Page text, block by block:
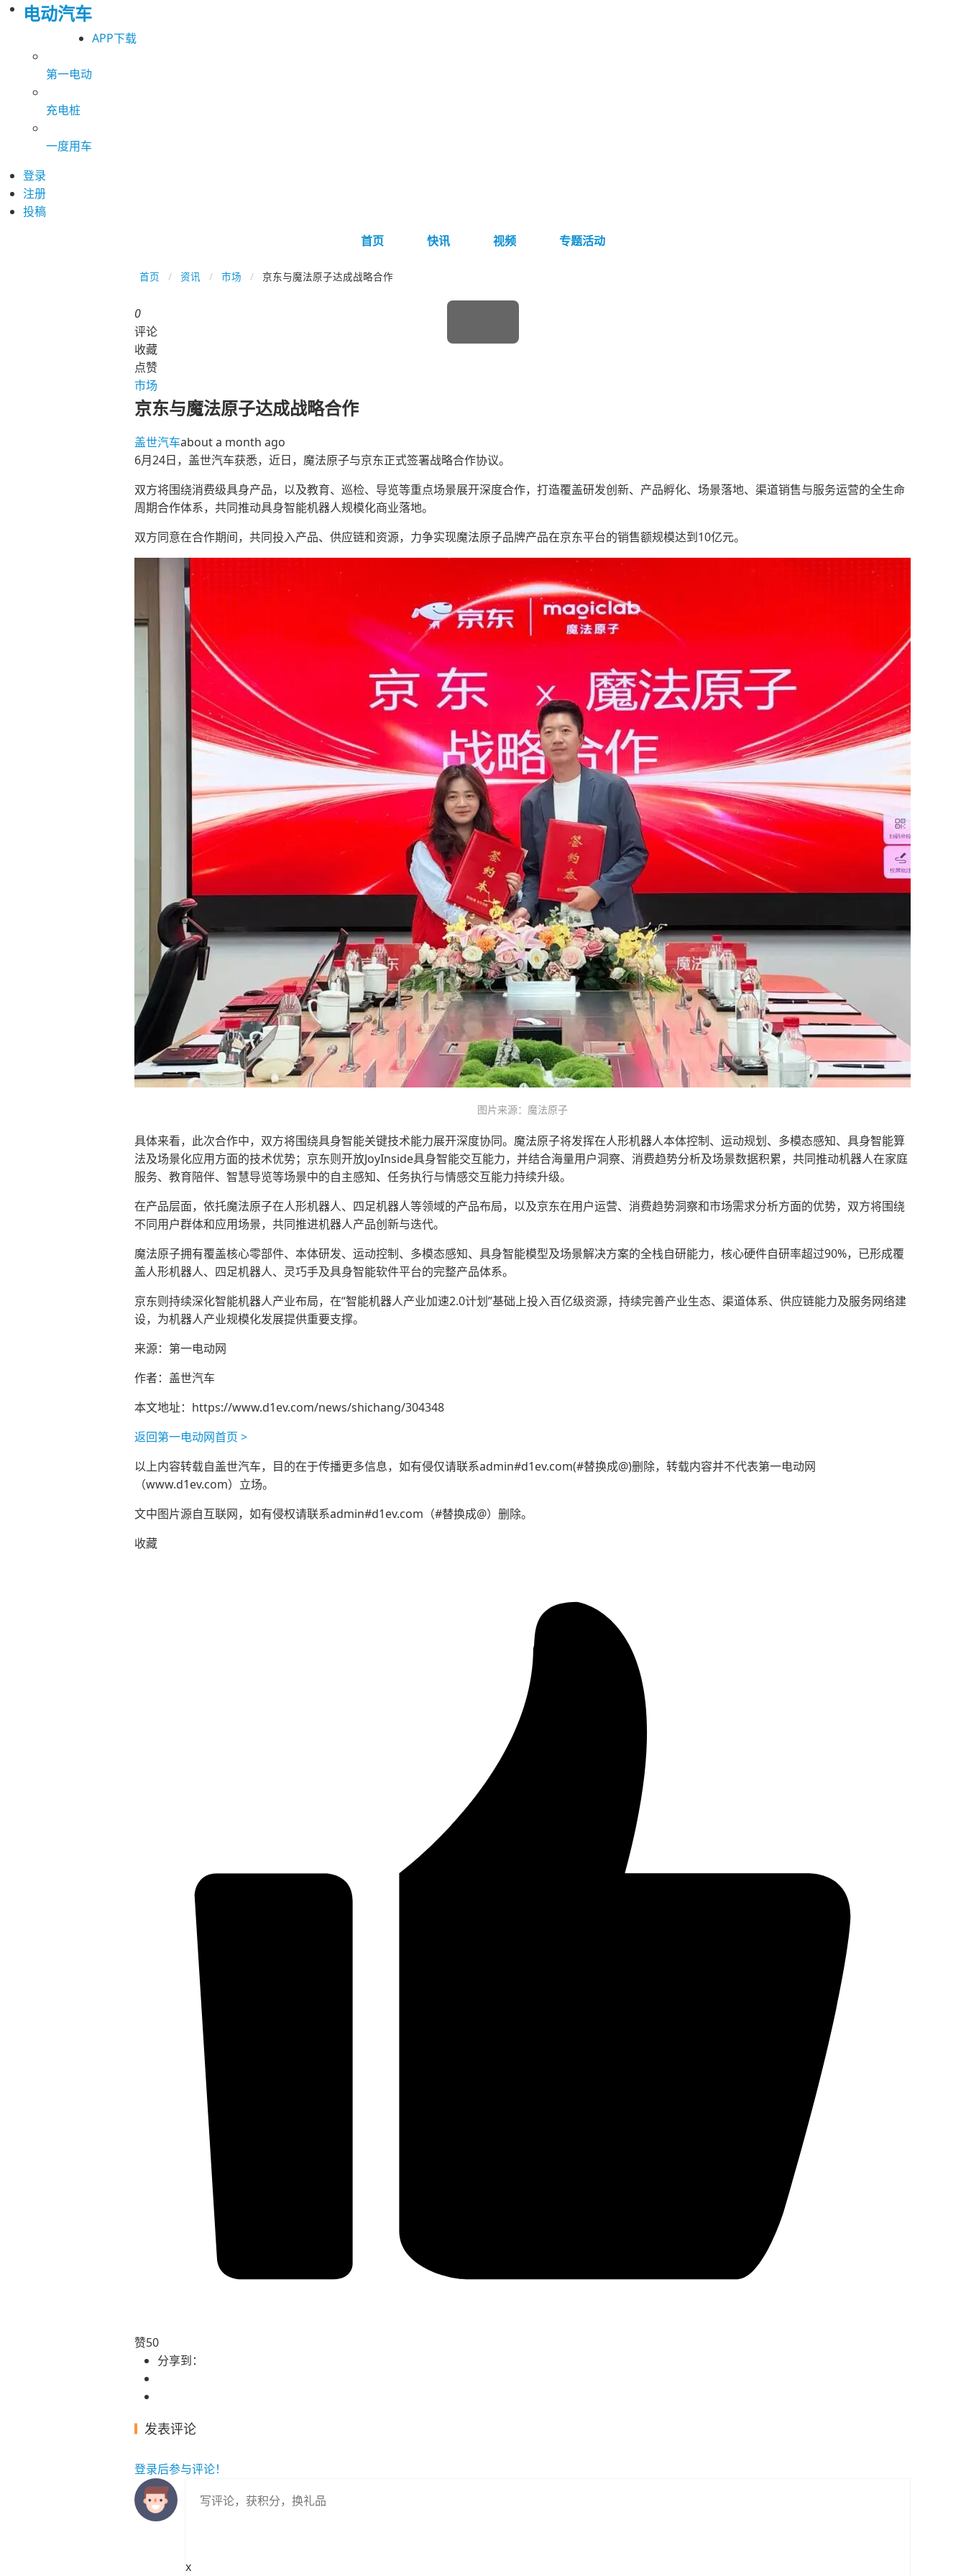
电动汽车
APP下载
第一电动
充电桩
一度用车
登录
注册
投稿
首页
快讯 视频 专题活动
首页 资讯 市场 京东与魔法原子达成战略合作
0
评论
收藏
点赞
市场
京东与魔法原子达成战略合作
盖世汽车about a month ago
6月24日，盖世汽车获悉，近日，魔法原子与京东正式签署战略合作协议。
双方将围绕消费级具身产品，以及教育、巡检、导览等重点场景展开深度合作，打造覆盖研发创新、产品孵化、场景落地、渠道销售与服务运营的全生命
周期合作体系，共同推动具身智能机器人规模化商业落地。
双方同意在合作期间，共同投入产品、供应链和资源，力争实现魔法原子品牌产品在京东平台的销售额规模达到10亿元。
图片来源：魔法原子
具体来看，此次合作中，双方将围绕具身智能关键技术能力展开深度协同。魔法原子将发挥在人形机器人本体控制、运动规划、多模态感知、具身智能算
法及场景化应用方面的技术优势；京东则开放JoyInside具身智能交互能力，并结合海量用户洞察、消费趋势分析及场景数据积累，共同推动机器人在家庭
服务、教育陪伴、智慧导览等场景中的自主感知、任务执行与情感交互能力持续升级。
在产品层面，依托魔法原子在人形机器人、四足机器人等领域的产品布局，以及京东在用户运营、消费趋势洞察和市场需求分析方面的优势，双方将围绕
不同用户群体和应用场景，共同推进机器人产品创新与迭代。
魔法原子拥有覆盖核心零部件、本体研发、运动控制、多模态感知、具身智能模型及场景解决方案的全栈自研能力，核心硬件自研率超过90%，已形成覆
盖人形机器人、四足机器人、灵巧手及具身智能软件平台的完整产品体系。
京东则持续深化智能机器人产业布局，在“智能机器人产业加速2.0计划”基础上投入百亿级资源，持续完善产业生态、渠道体系、供应链能力及服务网络建
设，为机器人产业规模化发展提供重要支撑。
来源：第一电动网
作者：盖世汽车
本文地址： https://www.d1ev.com/news/shichang/304348
返回第一电动网首页 >
以上内容转载自盖世汽车，目的在于传播更多信息，如有侵仅请联系admin#d1ev.com(#替换成@)删除，转载内容并不代表第一电动网
（www.d1ev.com）立场。
文中图片源自互联网，如有侵权请联系admin#d1ev.com（#替换成@）删除。
收藏
赞50
分享到：
发表评论
登录后参与评论！
x